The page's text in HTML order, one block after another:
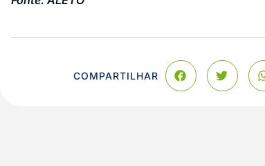
COMPARTILHAR